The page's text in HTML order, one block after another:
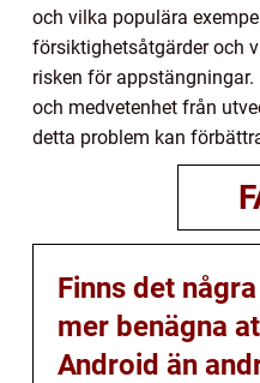
och vilka populära
försiktighetsåtgärder och
risken för
och medvetenhet från
detta problem kan
Finns det
mer benägna
Android än